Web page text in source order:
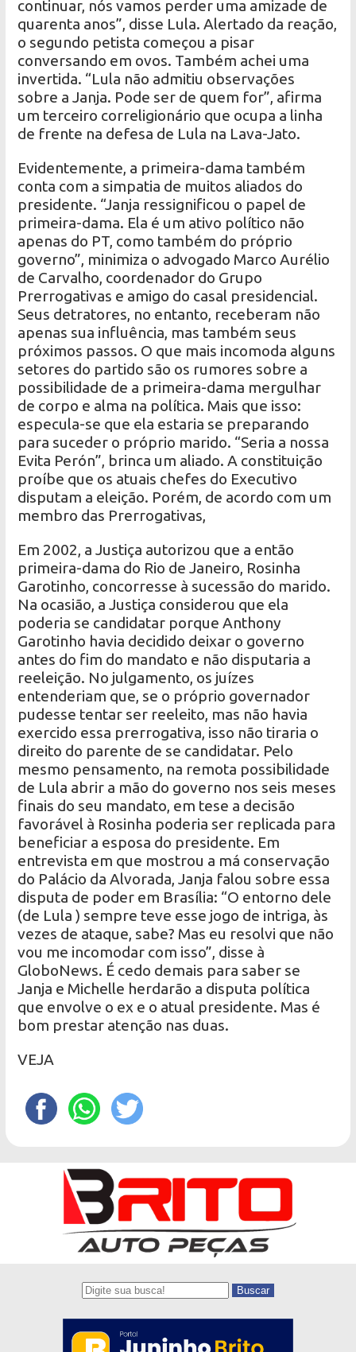
continuar, nós vamos perder uma amizade de
quarenta anos”, disse Lula. Alertado da reação,
o segundo petista começou a pisar
conversando em ovos. Também achei uma
invertida. “Lula não admitiu observações
sobre a Janja. Pode ser de quem for”, afirma
um terceiro correligionário que ocupa a linha
de frente na defesa de Lula na Lava-Jato.
Evidentemente, a primeira-dama também
conta com a simpatia de muitos aliados do
presidente. “Janja ressignificou o papel de
primeira-dama. Ela é um ativo político não
apenas do PT, como também do próprio
governo”, minimiza o advogado Marco Aurélio
de Carvalho, coordenador do Grupo
Prerrogativas e amigo do casal presidencial.
Seus detratores, no entanto, receberam não
apenas sua influência, mas também seus
próximos passos. O que mais incomoda alguns
setores do partido são os rumores sobre a
possibilidade de a primeira-dama mergulhar
de corpo e alma na política. Mais que isso:
especula-se que ela estaria se preparando
para suceder o próprio marido. “Seria a nossa
Evita Perón”, brinca um aliado. A constituição
proíbe que os atuais chefes do Executivo
disputam a eleição. Porém, de acordo com um
membro das Prerrogativas,
Em 2002, a Justiça autorizou que a então
primeira-dama do Rio de Janeiro, Rosinha
Garotinho, concorresse à sucessão do marido.
Na ocasião, a Justiça considerou que ela
poderia se candidatar porque Anthony
Garotinho havia decidido deixar o governo
antes do fim do mandato e não disputaria a
reeleição. No julgamento, os juízes
entenderiam que, se o próprio governador
pudesse tentar ser reeleito, mas não havia
exercido essa prerrogativa, isso não tiraria o
direito do parente de se candidatar. Pelo
mesmo pensamento, na remota possibilidade
de Lula abrir a mão do governo nos seis meses
finais do seu mandato, em tese a decisão
favorável à Rosinha poderia ser replicada para
beneficiar a esposa do presidente. Em
entrevista em que mostrou a má conservação
do Palácio da Alvorada, Janja falou sobre essa
disputa de poder em Brasília: “O entorno dele
(de Lula ) sempre teve esse jogo de intriga, às
vezes de ataque, sabe? Mas eu resolvi que não
vou me incomodar com isso”, disse à
GloboNews. É cedo demais para saber se
Janja e Michelle herdarão a disputa política
que envolve o ex e o atual presidente. Mas é
bom prestar atenção nas duas.
VEJA
Buscar